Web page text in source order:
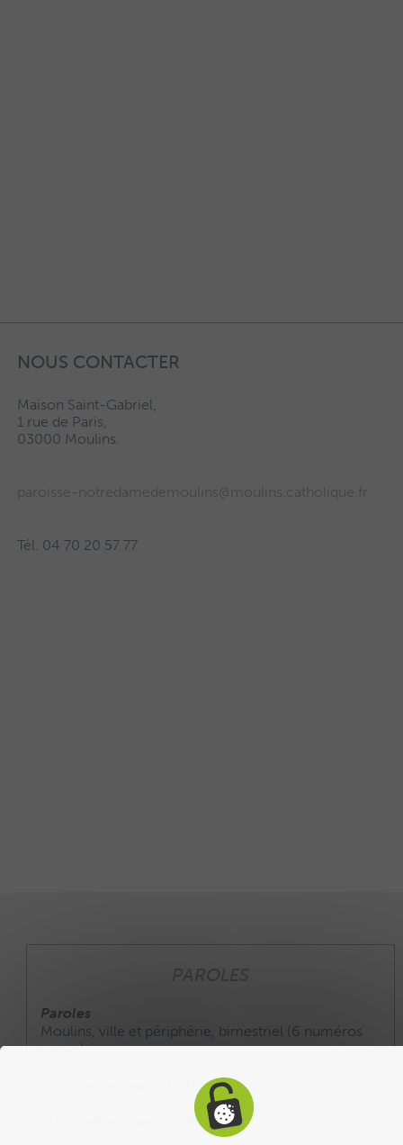
NOUS CONTACTER
Maison Saint-Gabriel,
1 rue de Paris,
03000 Moulins.
paroisse-notredamedemoulins@moulins.catholique.fr
Tél. 04 70 20 57 77
PAROLES
Paroles
Moulins, ville et périphérie, bimestriel (6 numéros
par an).
Abonnement annuel : 20 €
Abonnement au journal :